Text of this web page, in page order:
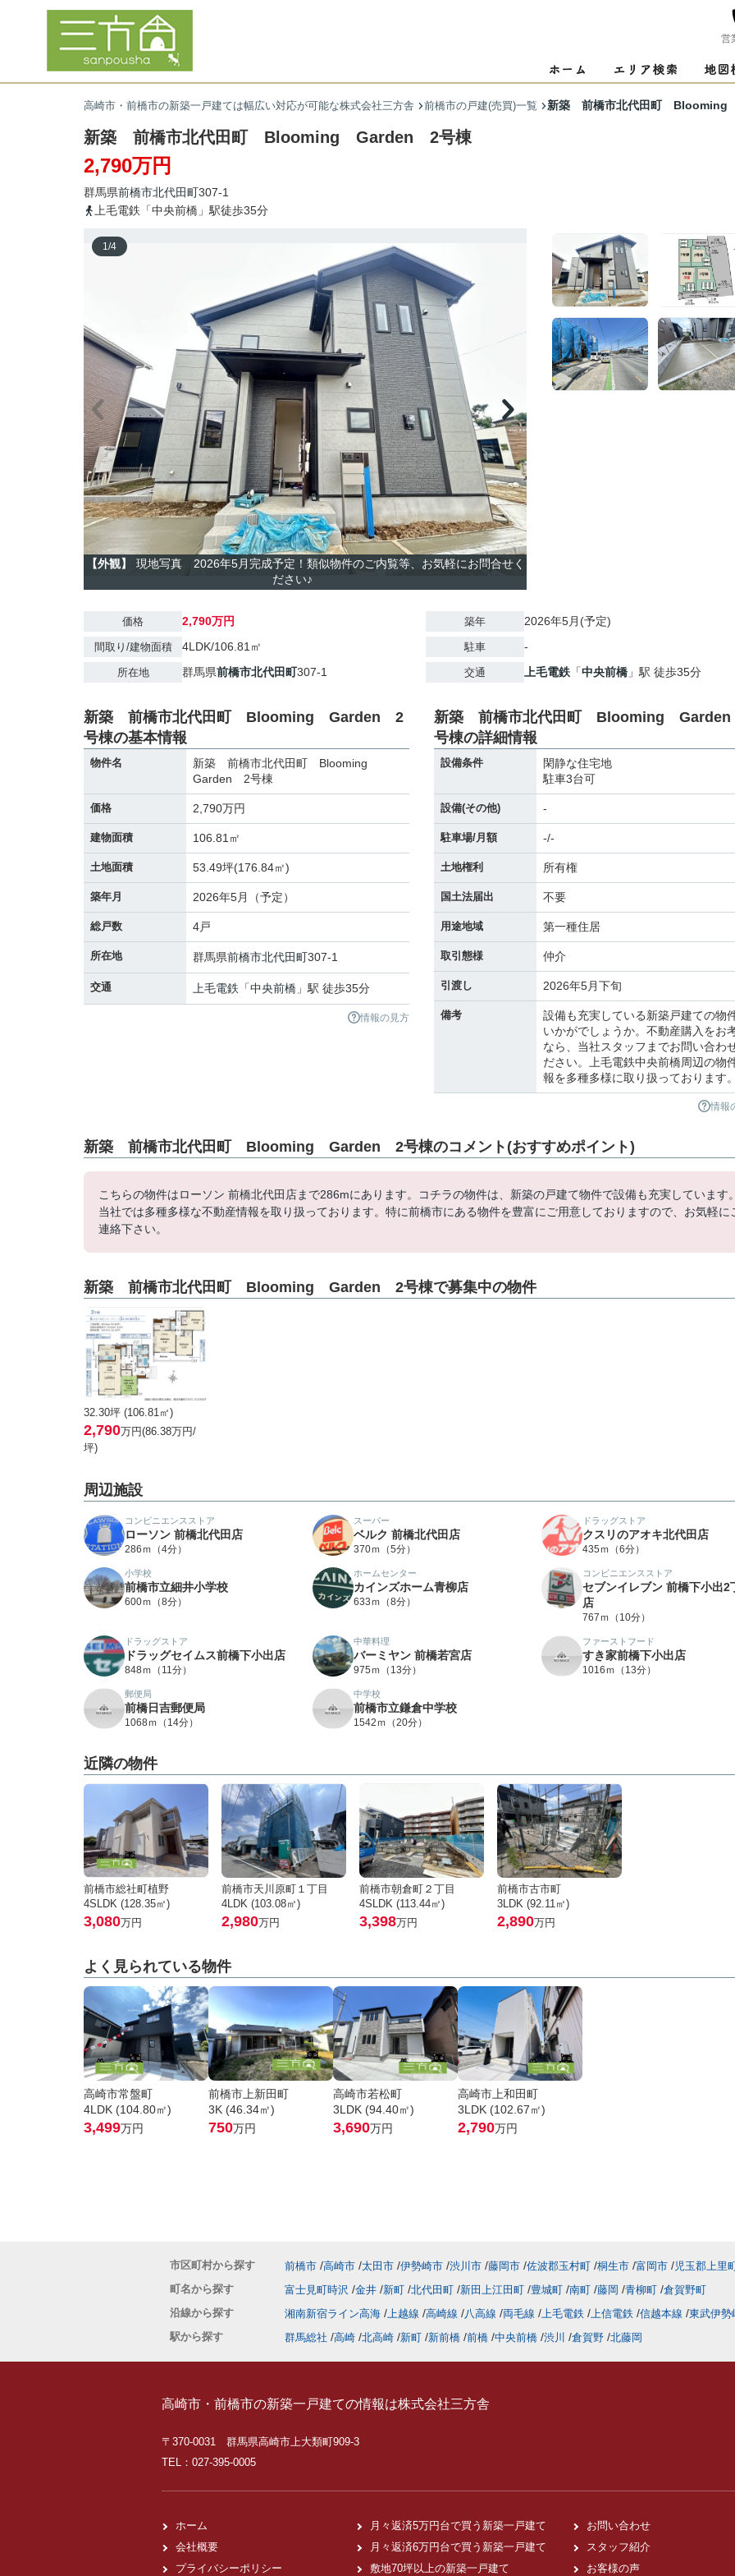
営
高崎市・前橋市の新築一戸建ては幅広い対応が可能な株式会社三方舎 前橋市の戸建(売買)一覧 新築 前橋市北代田町
新築 前橋市北代田町 Blooming Garden 2号棟
2,790万円
群馬県前橋市北代田町307-1
上毛電鉄「中央前橋」駅徒歩35分
1/4
【外観】
現地写真 2026年5月完成予定！類似物件のご内覧等、お気軽にお問合せく
ださい♪
価格 2,790万円
間取り/建物面積 4LDK/106.81㎡
所在地 群馬県前橋市北代田町307-1
築年 2026年5月(予定)
駐車 -
交通 上毛電鉄 「中央前橋 」駅 徒歩35分
新築 前橋市北代田町 Blooming Garden 2
号棟の基本情報
物件名
新築 前橋市北代田町 Blooming
Garden 2号棟
価格 2,790万円
建物面積 106.81㎡
土地面積 53.49坪(176.84㎡)
築年月 2026年5月（予定）
総戸数 4戸
所在地 群馬県前橋市北代田町307-1
交通 上毛電鉄 「中央前橋 」駅 徒歩35分
情報の見方
新築 前橋市北代田町 Blooming
号棟の詳細情報
設備条件
閑静な住宅地
駐車3台可
設備(その他) -
駐車場/月額 -/-
土地権利 所有権
国土法届出 不要
用途地域 第一種住居
取引態様 仲介
引渡し 2026年5月下旬
備考
設備も充実している新築戸建ての物
いかがでしょうか。不動産購入をお
なら、当社スタッフまでお問い合わ
ださい。上毛電鉄中央前橋周辺の物
報を多種多様に取り扱っております
情報
新築 前橋市北代田町 Blooming Garden 2号棟のコメント(おすすめポイント)
こちらの物件はローソン 前橋北代田店まで286mにあります。コチラの物件は、新築の戸建て物件で設備も充実しています
当社では多種多様な不動産情報を取り扱っております。特に前橋市にある物件を豊富にご用意しておりますので、お気軽に
連絡下さい。
新築 前橋市北代田町 Blooming Garden 2号棟で募集中の物件
32.30坪 (106.81㎡)
2,790万円(86.38万円/
坪)
周辺施設
コンビニエンスストア
ローソン 前橋北代田店
286ｍ（4分）
スーパー
ベルク 前橋北代田店
370ｍ（5分）
ドラッグストア
クスリのアオキ北代田店
435ｍ（6分）
小学校
前橋市立細井小学校
600ｍ（8分）
ホームセンター
カインズホーム青柳店
633ｍ（8分）
コンビニエンスストア
セブンイレブン 前橋下小出2
店
767ｍ（10分）
ドラッグストア
ドラッグセイムス前橋下小出店
848ｍ（11分）
中華料理
バーミヤン 前橋若宮店
975ｍ（13分）
ファーストフード
すき家前橋下小出店
1016ｍ（13分）
郵便局
前橋日吉郵便局
1068ｍ（14分）
中学校
前橋市立鎌倉中学校
1542ｍ（20分）
近隣の物件
前橋市総社町植野
4SLDK (128.35㎡)
3,080万円
前橋市天川原町１丁目
4LDK (103.08㎡)
2,980万円
前橋市朝倉町２丁目
4SLDK (113.44㎡)
3,398万円
前橋市古市町
3LDK (92.11㎡)
2,890万円
よく見られている物件
高崎市常盤町
4LDK (104.80㎡)
3,499万円
前橋市上新田町
3K (46.34㎡)
750万円
高崎市若松町
3LDK (94.40㎡)
3,690万円
高崎市上和田町
3LDK (102.67㎡)
2,790万円
市区町村から探す 前橋市 高崎市 太田市 伊勢崎市 渋川市 藤岡市 佐波郡玉村町 桐生市 富岡市
児玉郡上里
町名から探す
富士見町時沢 金井 新町 北代田町 新田上江田町 豊城町 南町 藤岡 青柳町 倉賀野町
沿線から探す
湘南新宿ライン高海 上越線 高崎線 八高線 両毛線 上毛電鉄 上信電鉄 信越本線 東武伊
駅から探す
群馬総社 高崎 北高崎 新町 新前橋 前橋 中央前橋 渋川 倉賀野 北藤岡
高崎市・前橋市の新築一戸建ての情報は株式会社三方舎
〒370-0031 群馬県高崎市上大類町909-3
TEL：027-395-0005
ホーム
会社概要
プライバシーポリシー
月々返済5万円台で買う新築一戸建て
月々返済6万円台で買う新築一戸建て
敷地70坪以上の新築一戸建て
お問い合わせ
スタッフ紹介
お客様の声